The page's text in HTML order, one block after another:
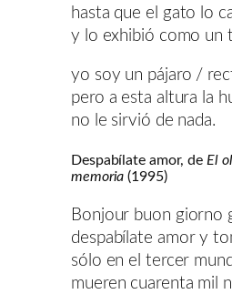
hasta que el gato lo
y lo exhibió como un
yo soy un pájaro /
pero a esta altura la
no le sirvió de nada.
Despabílate amor, de El
memoria (1995)
Bonjour buon giorno
despabílate amor y
sólo en el tercer
mueren cuarenta mil